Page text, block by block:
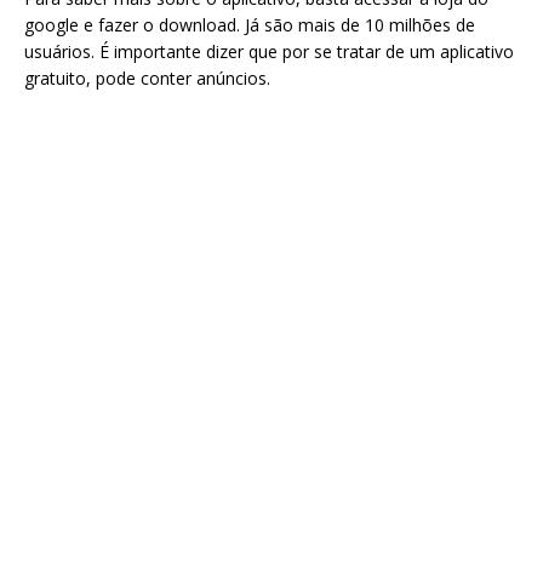
google e fazer o download. Já são mais de 10 milhões de
usuários. É importante dizer que por se tratar de um aplicativo
gratuito, pode conter anúncios.